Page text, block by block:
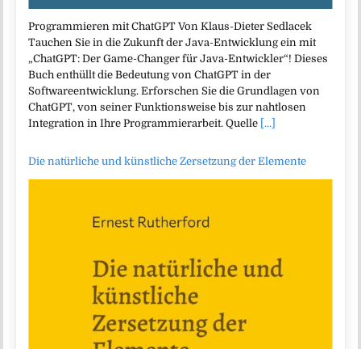
Programmieren mit ChatGPT Von Klaus-Dieter Sedlacek
Tauchen Sie in die Zukunft der Java-Entwicklung ein mit
„ChatGPT: Der Game-Changer für Java-Entwickler“! Dieses
Buch enthüllt die Bedeutung von ChatGPT in der
Softwareentwicklung. Erforschen Sie die Grundlagen von
ChatGPT, von seiner Funktionsweise bis zur nahtlosen
Integration in Ihre Programmierarbeit. Quelle [...]
Die natürliche und künstliche Zersetzung der Elemente